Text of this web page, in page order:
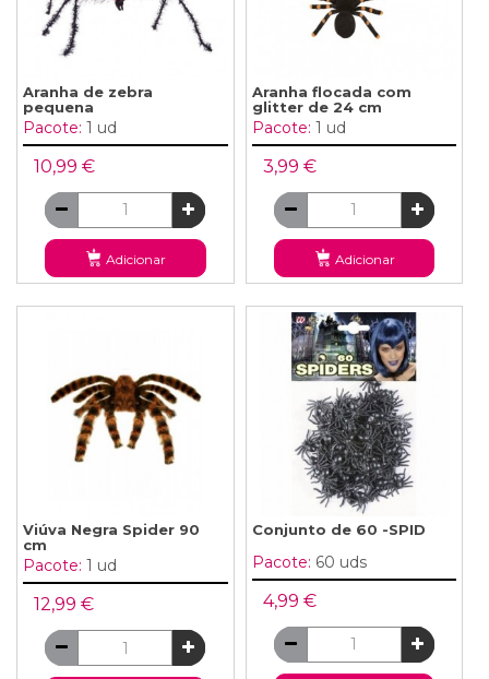
Aranha de zebra
pequena
Pacote: 1 ud
10,99 €
Adicionar
Aranha flocada com
glitter de 24 cm
Pacote: 1 ud
3,99 €
Adicionar
Viúva Negra Spider 90
cm
Pacote: 1 ud
12,99 €
Conjunto de 60 -SPID
Pacote: 60 uds
4,99 €